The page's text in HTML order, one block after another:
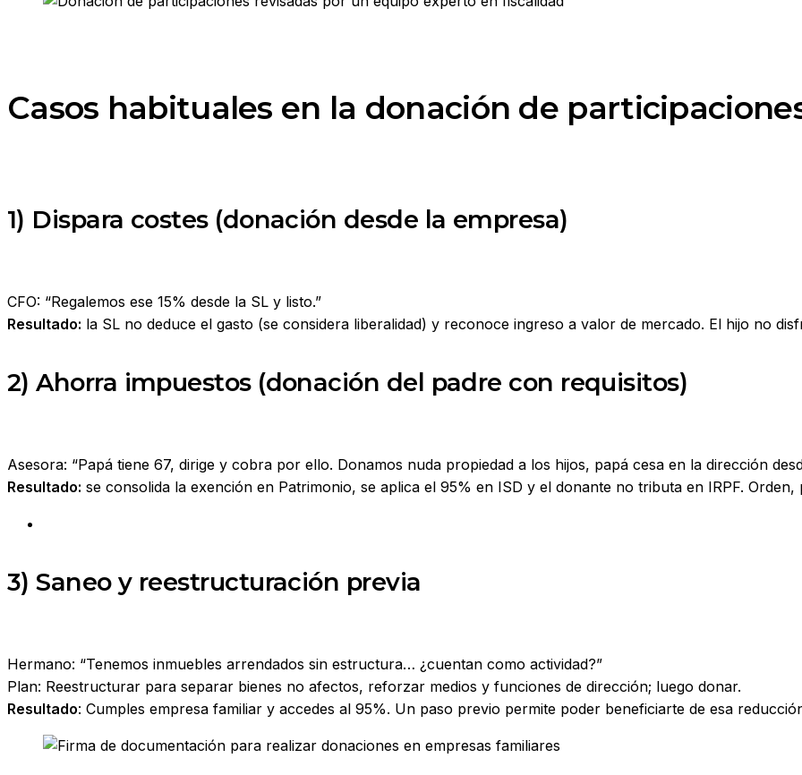
Casos habituales en la donación de
1) Dispara costes (donación desde la empresa)
CFO: “Regalemos ese 15% desde la SL y listo.”
Resultado: la SL no deduce el gasto (se considera liberalidad) y reconoce ingreso a valor de mercado. El hijo no
2) Ahorra impuestos (donación del padre con requisitos)
Asesora: “Papá tiene 67, dirige y cobra por ello. Donamos nuda propiedad a los hijos, papá cesa en la dirección
Resultado: se consolida la exención en Patrimonio, se aplica el 95% en ISD y el donante no tributa en IRPF.
3) Saneo y reestructuración previa
Hermano: “Tenemos inmuebles arrendados sin estructura… ¿cuentan como actividad?”
Plan: Reestructurar para separar bienes no afectos, reforzar medios y funciones de dirección; luego donar.
Resultado: Cumples empresa familiar y accedes al 95%. Un paso previo permite poder beneficiarte de esa